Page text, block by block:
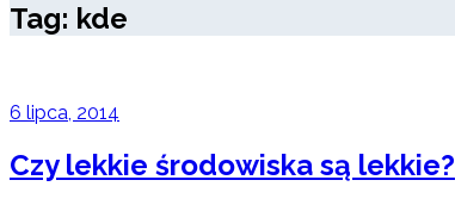
Tag: kde
6 lipca, 2014
Czy lekkie środowiska są lekkie?